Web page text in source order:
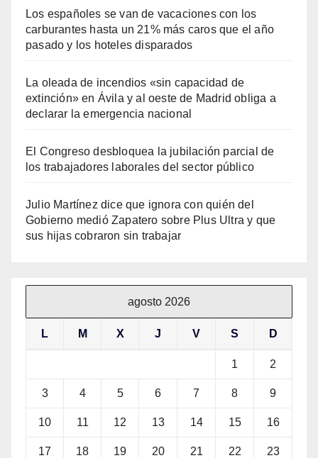
Los españoles se van de vacaciones con los
carburantes hasta un 21% más caros que el año
pasado y los hoteles disparados
La oleada de incendios «sin capacidad de
extinción» en Ávila y al oeste de Madrid obliga a
declarar la emergencia nacional
El Congreso desbloquea la jubilación parcial de
los trabajadores laborales del sector público
Julio Martínez dice que ignora con quién del
Gobierno medió Zapatero sobre Plus Ultra y que
sus hijas cobraron sin trabajar
agosto 2026
L M X J V S D
1 2
3 4 5 6 7 8 9
10 11 12 13 14 15 16
17 18 19 20 21 22 23